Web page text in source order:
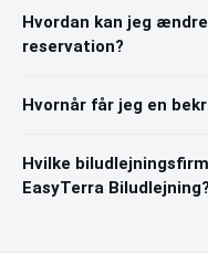
Hvordan kan jeg
reservation?
Hvornår får jeg en
Hvilke
EasyTerra